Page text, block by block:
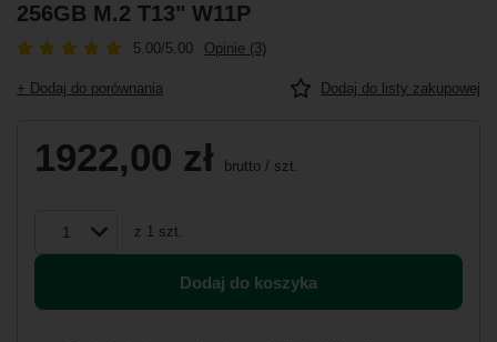
256GB M.2 T13" W11P
5.00/5.00 Opinie (3)
+ Dodaj do porównania Dodaj do listy zakupowej
1922,00 zł brutto / szt.
z 1 szt.
Dodaj do koszyka